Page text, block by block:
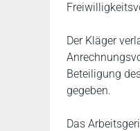
Der Kläger
Beteiligung
gegeben.
Das